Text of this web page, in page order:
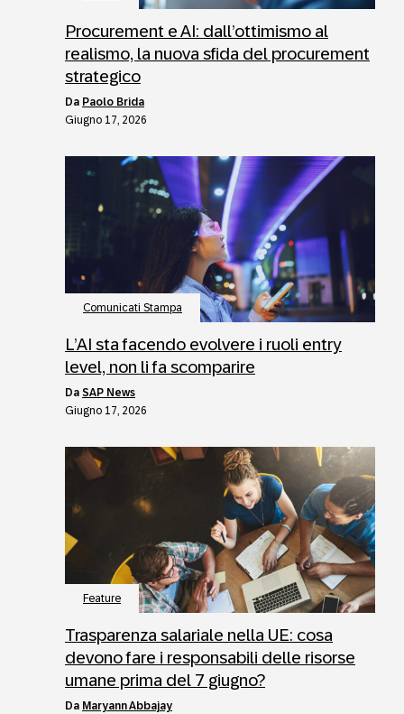
Procurement e AI: dall’ottimismo al
realismo, la nuova sfida del procurement
strategico
da Paolo Brida
Giugno 17, 2026
Comunicati Stampa
L’AI sta facendo evolvere i ruoli entry
level, non li fa scomparire
da SAP News
Giugno 17, 2026
Feature
Trasparenza salariale nella UE: cosa
devono fare i responsabili delle risorse
umane prima del 7 giugno?
da Maryann Abbajay